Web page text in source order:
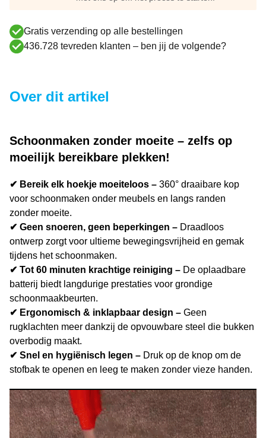
Gratis verzending op alle bestellingen
436.728 tevreden klanten – ben jij de volgende?
Over dit artikel
Schoonmaken zonder moeite – zelfs op
moeilijk bereikbare plekken!
✔ Bereik elk hoekje moeiteloos – 360° draaibare kop
voor schoonmaken onder meubels en langs randen
zonder moeite.
✔ Geen snoeren, geen beperkingen – Draadloos
ontwerp zorgt voor ultieme bewegingsvrijheid en gemak
tijdens het schoonmaken.
✔ Tot 60 minuten krachtige reiniging – De oplaadbare
batterij biedt langdurige prestaties voor grondige
schoonmaakbeurten.
✔ Ergonomisch & inklapbaar design – Geen
rugklachten meer dankzij de opvouwbare steel die bukken
overbodig maakt.
✔ Snel en hygiënisch legen – Druk op de knop om de
stofbak te openen en leeg te maken zonder vieze handen.